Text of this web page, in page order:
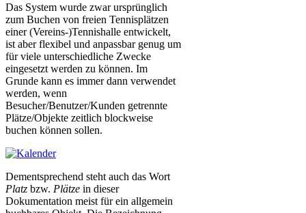
Das System wurde zwar ursprünglich
zum Buchen von freien Tennisplätzen
einer (Vereins-)Tennishalle entwickelt,
ist aber flexibel und anpassbar genug um
für viele unterschiedliche Zwecke
eingesetzt werden zu können. Im
Grunde kann es immer dann verwendet
werden, wenn
Besucher/Benutzer/Kunden getrennte
Plätze/Objekte zeitlich blockweise
buchen können sollen.
Dementsprechend steht auch das Wort
Platz bzw. Plätze in dieser
Dokumentation meist für ein allgemein